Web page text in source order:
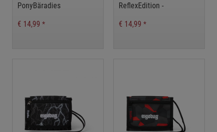
PonyBäradies
€ 14,99 *
ReflexEdition -
€ 14,99 *